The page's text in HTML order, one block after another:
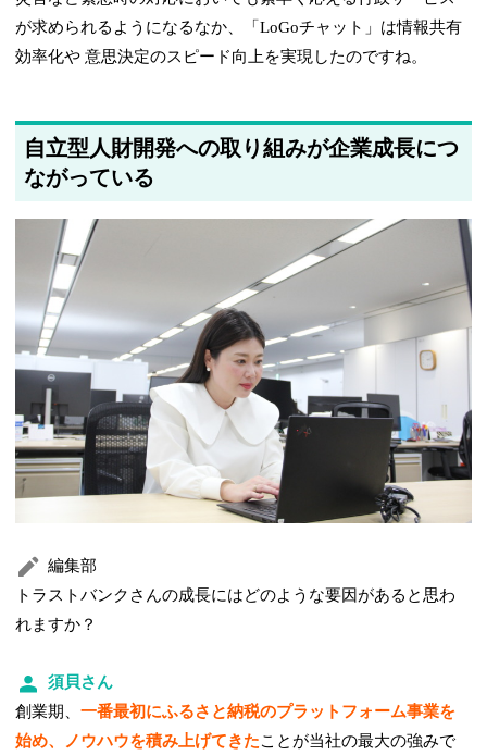
が求められるようになるなか、「LoGoチャット」は情報共有
効率化や 意思決定のスピード向上を実現したのですね。
自立型人財開発への取り組みが企業成長につ
ながっている
編集部
トラストバンクさんの成長にはどのような要因があると思わ
れますか？
須貝さん
創業期、一番最初にふるさと納税のプラットフォーム事業を
始め、ノウハウを積み上げてきたことが当社の最大の強みで